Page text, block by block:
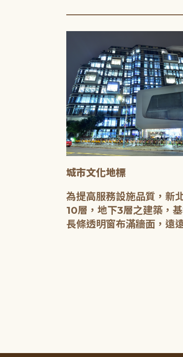
城市文化地標
為提高服務設施品質，新
10層，地下3層之建築，
長條透明窗布滿牆面，遠